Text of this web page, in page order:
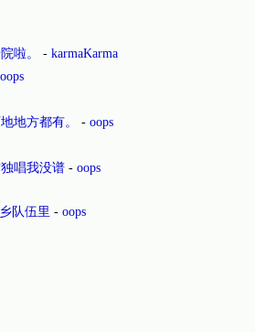
啦。
- karmaKarma
oops
地方都有。
- oops
唱我没谱 - oops
队伍里 - oops